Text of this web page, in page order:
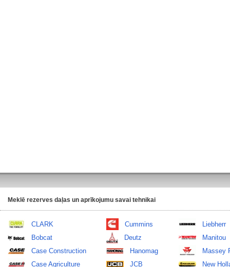
Meklē rezerves daļas un aprīkojumu savai tehnikai
CLARK
Bobcat
Case Construction
Case Agriculture
Cummins
Deutz
Hanomag
JCB
Liebherr
Manitou
Massey
New